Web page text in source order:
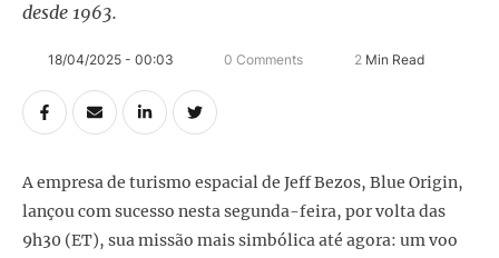
desde 1963.
18/04/2025 - 00:03 0 Comments 2 Min Read
A empresa de turismo espacial de Jeff Bezos, Blue Origin,
lançou com sucesso nesta segunda-feira, por volta das
9h30 (ET), sua missão mais simbólica até agora: um voo